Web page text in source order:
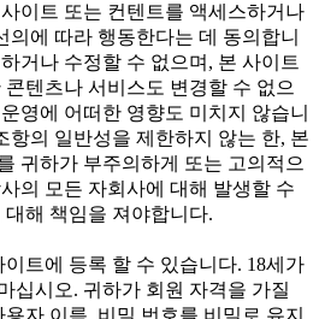
이트 또는 컨텐트를 액세스하거나
의에 따라 행동한다는 데 동의합니
거나 수정할 수 없으며, 본 사이트
텐츠나 서비스도 변경할 수 없으
영에 어떠한 영향도 미치지 않습니
항의 일반성을 제한하지 않는 한, 본
귀하가 부주의하게 또는 고의적으
의 모든 자회사에 대해 발생할 수
해 책임을 져야합니다.
트에 등록 할 수 있습니다. 18세가
십시오. 귀하가 회원 자격을 가질
자 이름, 비밀 번호를 비밀로 유지